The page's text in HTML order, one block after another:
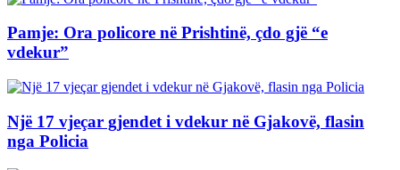
Pamje: Ora policore në Prishtinë, çdo gjë “e
vdekur”
Një 17 vjeçar gjendet i vdekur në Gjakovë, flasin
nga Policia